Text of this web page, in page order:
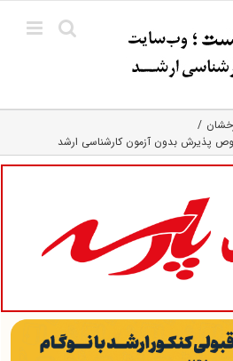
پذیرش بدون آزمون کارشناسی ارشد